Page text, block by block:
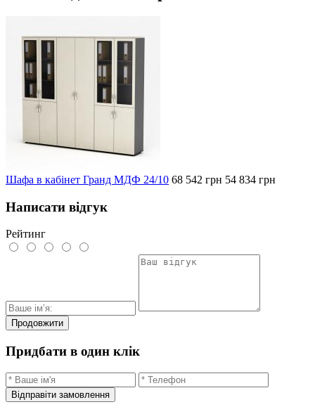
Шафа в кабінет Гранд МДФ 24/10 68 542 грн 54 834 грн
Написати відгук
Рейтинг
Продовжити
Придбати в один клік
Відправіти замовлення